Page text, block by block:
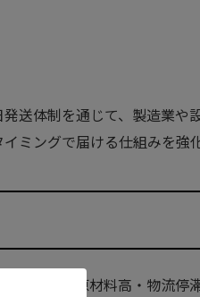
送体制を通じて、製造業や
ミングで届ける仕組みを強
よりも、原材料高・物流停